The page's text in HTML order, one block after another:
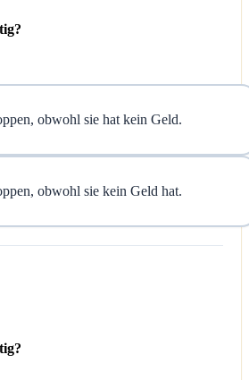
obwohl sie hat kein Geld.
obwohl sie kein Geld hat.